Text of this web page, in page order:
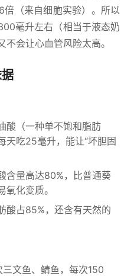
倍（来自细胞实验）。所以
毫升左右（相当于液态奶
会让心血管风险太高。
酸（一种单不饱和脂肪
天吃25毫升，能让“坏胆固
含量高达80%，比普通葵
化变质。
酸占85%，还含有天然的
文鱼、鲭鱼，每次150